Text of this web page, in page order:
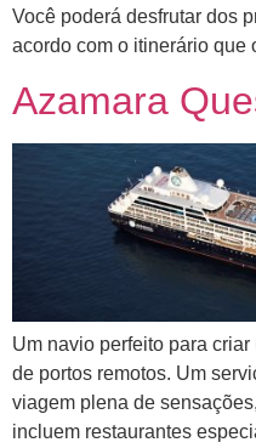
Você poderá desfrutar dos
acordo com o itinerário
Azamara
Um navio perfeito para
de portos remotos. Um
viagem plena de
incluem restaurantes